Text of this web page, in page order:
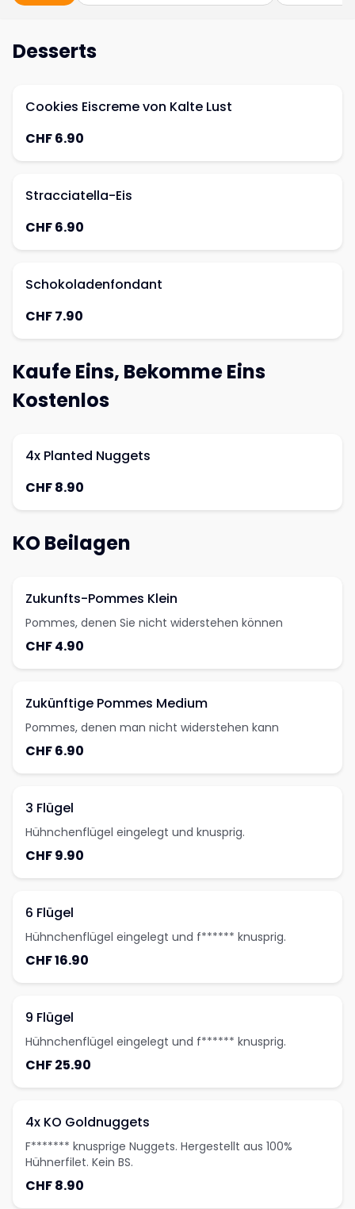
Desserts
Cookies Eiscreme von Kalte Lust
CHF 6.90
Stracciatella-Eis
CHF 6.90
Schokoladenfondant
CHF 7.90
Kaufe Eins, Bekomme Eins
Kostenlos
4x Planted Nuggets
CHF 8.90
KO Beilagen
Zukunfts-Pommes Klein
Pommes, denen Sie nicht widerstehen können
CHF 4.90
Zukünftige Pommes Medium
Pommes, denen man nicht widerstehen kann
CHF 6.90
3 Flügel
Hühnchenflügel eingelegt und knusprig.
CHF 9.90
6 Flügel
Hühnchenflügel eingelegt und f****** knusprig.
CHF 16.90
9 Flügel
Hühnchenflügel eingelegt und f****** knusprig.
CHF 25.90
4x KO Goldnuggets
F******* knusprige Nuggets. Hergestellt aus 100%
Hühnerfilet. Kein BS.
CHF 8.90